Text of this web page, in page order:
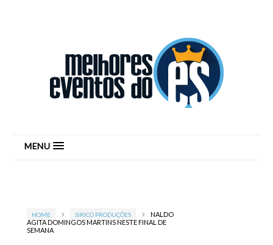
MENU
HOME SIRICO PRODUÇÕES
NALDO
AGITA DOMINGOS MARTINS NESTE FINAL DE
SEMANA